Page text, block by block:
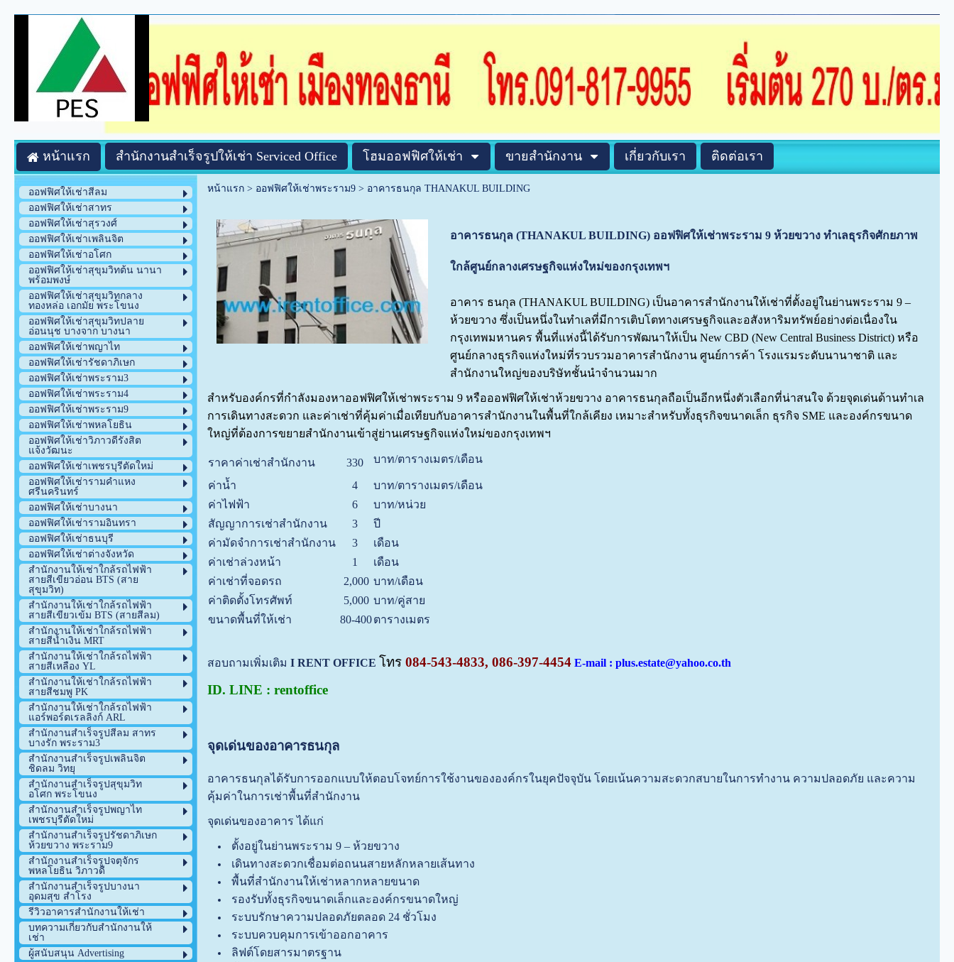
หน้าแรก สำนักงานสำเร็จรูปให้เช่า Serviced Office โฮมออฟฟิศให้เช่า ขายสำนักงาน เกี่ยวกับเรา ติดต่อเรา
ออฟฟิศให้เช่าสีลม
ออฟฟิศให้เช่าสาทร
ออฟฟิศให้เช่าสุรวงศ์
ออฟฟิศให้เช่าเพลินจิต
ออฟฟิศให้เช่าอโศก
ออฟฟิศให้เช่าสุขุมวิทต้น นานา
พร้อมพงษ์
ออฟฟิศให้เช่าสุขุมวิทกลาง
ทองหล่อ เอกมัย พระโขนง
ออฟฟิศให้เช่าสุขุมวิทปลาย
อ่อนนุช บางจาก บางนา
ออฟฟิศให้เช่าพญาไท
ออฟฟิศให้เช่ารัชดาภิเษก
ออฟฟิศให้เช่าพระราม3
ออฟฟิศให้เช่าพระราม4
ออฟฟิศให้เช่าพระราม9
ออฟฟิศให้เช่าพหลโยธิน
ออฟฟิศให้เช่าวิภาวดีรังสิต
แจ้งวัฒนะ
ออฟฟิศให้เช่าเพชรบุรีตัดใหม่
ออฟฟิศให้เช่ารามคำแหง
ศรีนครินทร์
ออฟฟิศให้เช่าบางนา
ออฟฟิศให้เช่ารามอินทรา
ออฟฟิศให้เช่าธนบุรี
ออฟฟิศให้เช่าต่างจังหวัด
สำนักงานให้เช่าใกล้รถไฟฟ้า
สายสีเขียวอ่อน BTS (สาย
สุขุมวิท)
สำนักงานให้เช่าใกล้รถไฟฟ้า
สายสีเขียวเข้ม BTS (สายสีลม)
สำนักงานให้เช่าใกล้รถไฟฟ้า
สายสีน้ำเงิน MRT
สำนักงานให้เช่าใกล้รถไฟฟ้า
สายสีเหลือง YL
สำนักงานให้เช่าใกล้รถไฟฟ้า
สายสีชมพู PK
สำนักงานให้เช่าใกล้รถไฟฟ้า
แอร์พอร์ตเรลลิงก์ ARL
สำนักงานสำเร็จรูปสีลม สาทร
บางรัก พระราม3
สำนักงานสำเร็จรูปเพลินจิต
ชิดลม วิทยุ
สำนักงานสำเร็จรูปสุขุมวิท
อโศก พระโขนง
สำนักงานสำเร็จรูปพญาไท
เพชรบุรีตัดใหม่
สำนักงานสำเร็จรูปรัชดาภิเษก
ห้วยขวาง พระราม9
สำนักงานสำเร็จรูปจตุจักร
พหลโยธิน วิภาวดี
สำนักงานสำเร็จรูปบางนา
อุดมสุข สำโรง
รีวิวอาคารสำนักงานให้เช่า
บทความเกี่ยวกับสำนักงานให้
เช่า
ผู้สนับสนุน Advertising
หน้าแรก> ออฟฟิศให้เช่าพระราม9> อาคารธนกุล THANAKUL BUILDING
อาคารธนกุล (THANAKUL BUILDING) ออฟฟิศให้เช่าพระราม 9 ห้วยขวาง ทำเลธุรกิจศักยภาพ
ใกล้ศูนย์กลางเศรษฐกิจแห่งใหม่ของกรุงเทพฯ
อาคาร ธนกุล (THANAKUL BUILDING) เป็นอาคารสำนักงานให้เช่าที่ตั้งอยู่ในย่านพระราม 9 –
ห้วยขวาง ซึ่งเป็นหนึ่งในทำเลที่มีการเติบโตทางเศรษฐกิจและอสังหาริมทรัพย์อย่างต่อเนื่องใน
กรุงเทพมหานคร พื้นที่แห่งนี้ได้รับการพัฒนาให้เป็น New CBD (New Central Business District) หรือ
ศูนย์กลางธุรกิจแห่งใหม่ที่รวบรวมอาคารสำนักงาน ศูนย์การค้า โรงแรมระดับนานาชาติ และ
สำนักงานใหญ่ของบริษัทชั้นนำจำนวนมาก
สำหรับองค์กรที่กำลังมองหาออฟฟิศให้เช่าพระราม 9 หรือออฟฟิศให้เช่าห้วยขวาง อาคารธนกุลถือเป็นอีกหนึ่งตัวเลือกที่น่าสนใจ ด้วยจุดเด่นด้านทำเล
การเดินทางสะดวก และค่าเช่าที่คุ้มค่าเมื่อเทียบกับอาคารสำนักงานในพื้นที่ใกล้เคียง เหมาะสำหรับทั้งธุรกิจขนาดเล็ก ธุรกิจ SME และองค์กรขนาด
ใหญ่ที่ต้องการขยายสำนักงานเข้าสู่ย่านเศรษฐกิจแห่งใหม่ของกรุงเทพฯ
ราคาค่าเช่าสำนักงาน 330 บาท/ตารางเมตร/เดือน
ค่าน้ำ 4
บาท/ตารางเมตร/เดือน
ค่าไฟฟ้า
6
บาท/หน่วย
สัญญาการเช่าสำนักงาน
3
ปี
ค่ามัดจำการเช่าสำนักงาน
3
เดือน
ค่าเช่าล่วงหน้า
1
เดือน
ค่าเช่าที่จอดรถ
2,000 บาท/เดือน
ค่าติดตั้งโทรศัพท์
5,000 บาท/คู่สาย
ขนาดพื้นที่ให้เช่า
80-400ตารางเมตร
สอบถามเพิ่มเติม I RENT OFFICE โทร 084-543-4833, 086-397-4454 E-mail : plus.estate@yahoo.co.th
ID. LINE : rentoffice
จุดเด่นของอาคารธนกุล
อาคารธนกุลได้รับการออกแบบให้ตอบโจทย์การใช้งานขององค์กรในยุคปัจจุบัน โดยเน้นความสะดวกสบายในการทำงาน ความปลอดภัย และความ
คุ้มค่าในการเช่าพื้นที่สำนักงาน
จุดเด่นของอาคาร ได้แก่
ตั้งอยู่ในย่านพระราม 9 – ห้วยขวาง
เดินทางสะดวกเชื่อมต่อถนนสายหลักหลายเส้นทาง
พื้นที่สำนักงานให้เช่าหลากหลายขนาด
รองรับทั้งธุรกิจขนาดเล็กและองค์กรขนาดใหญ่
ระบบรักษาความปลอดภัยตลอด 24 ชั่วโมง
ระบบควบคุมการเข้าออกอาคาร
ลิฟต์โดยสารมาตรฐาน